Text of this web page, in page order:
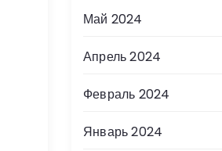
Май 2024
Апрель 2024
Февраль 2024
Январь 2024